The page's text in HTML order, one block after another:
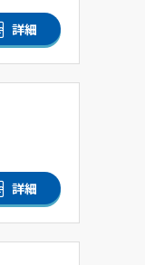
詳細
詳細